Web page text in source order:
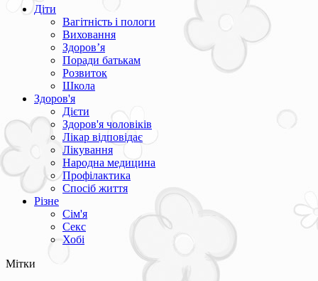
Діти
Вагітність і пологи
Виховання
Здоров’я
Поради батькам
Розвиток
Школа
Здоров'я
Дієти
Здоров'я чоловіків
Лікар відповідає
Лікування
Народна медицина
Профілактика
Спосіб життя
Різне
Сім'я
Секс
Хобі
Мітки